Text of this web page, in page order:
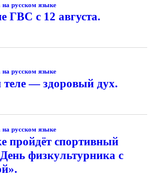
на русском языке
ГВС с 12 августа.
на русском языке
теле — здоровый дух.
на русском языке
пройдёт спортивный
физкультурника с